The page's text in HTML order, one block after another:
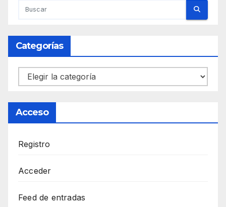
Categorías
Categorías
Acceso
Registro
Acceder
Feed de entradas